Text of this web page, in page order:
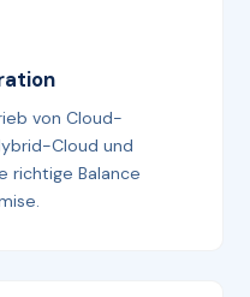
von Cloud-
Cloud und
richtige Balance